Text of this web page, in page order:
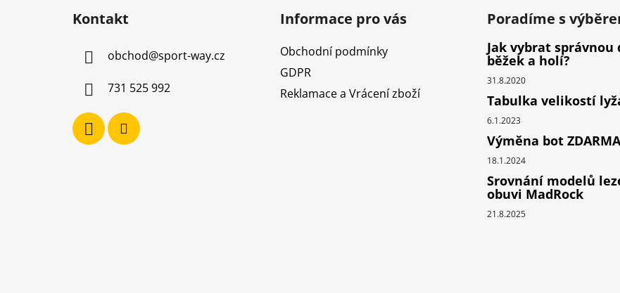
Kontakt
obchod@sport-way.cz
731 525 992
Informace pro vás
Obchodní podmínky
GDPR
Reklamace a Vrácení zboží
Poradíme s
Jak vybrat správnou
běžek a holí?
31.8.2020
Tabulka velikostí
6.1.2023
Výměna bot ZDARMA
18.1.2024
Srovnání modelů
obuvi MadRock
21.8.2025